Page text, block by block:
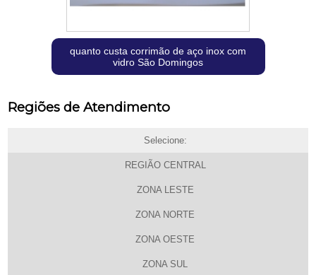
quanto custa corrimão de aço inox com
vidro São Domingos
Regiões de Atendimento
Selecione:
REGIÃO CENTRAL
ZONA LESTE
ZONA NORTE
ZONA OESTE
ZONA SUL